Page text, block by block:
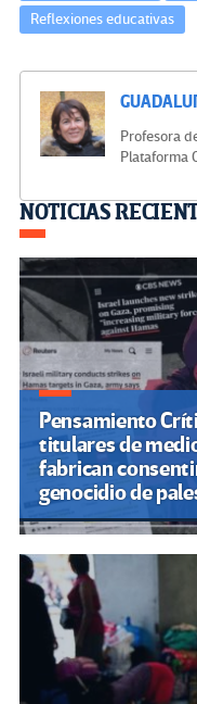
Reflexiones educativas
Profesora
Plataforma
Navegación
de
entradas
NOTICIAS
Pensamiento
titulares de
fabrican
genocidio de